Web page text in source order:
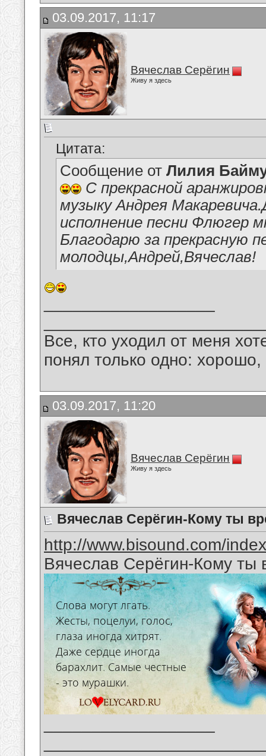
03.09.2017, 11:17
Вячеслав Серёгин
Живу я здесь
Цитата:
Сообщение от Лилия
С прекрасной
музыку Андрея
исполнение песни Флюгер
Благодарю за прекрасную
молодцы,Андрей,Вячеслав!
Все, кто уходил от меня
понял только одно:
03.09.2017, 11:20
Вячеслав Серёгин
Живу я здесь
Вячеслав Серёгин-Кому ты
http://www.bisound.com/
Вячеслав Серёгин-Кому ты